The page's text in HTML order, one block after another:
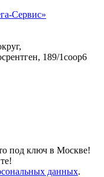
189/1соор6
под ключ в Москве!
данных.